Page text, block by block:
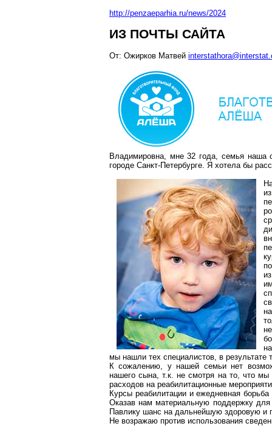
http://penzaeparhia.ru/news/2024
ИЗ ПОЧТЫ САЙТА
От: Ожирков Матвей
Владимировна, мне 32 года, семья наша
городе Санкт-Петербурге. Я хотела бы
мы нашли тех специалистов, в
К сожалению, у нашей семьи нет
нашего сына, т.к. не смотря на то, что
расходов на реабилитационные
Курсы реабилитации и ежедневная
Оказав нам материальную поддержку
Павлику шанс на дальнейшую здоровую и
Не возражаю против использования